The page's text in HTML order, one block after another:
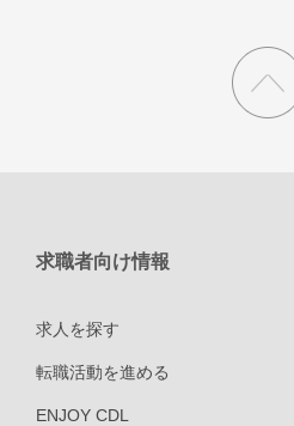
求職者向け情報
求人を探す
転職活動を進める
ENJOY CDL